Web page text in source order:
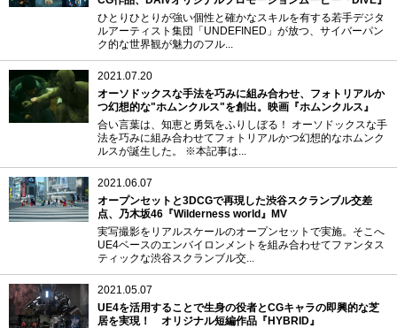
ひとりひとりが強い個性と確かなスキルを有する若手デジタ
ルアーティスト集団「UNDEFINED」が放つ、サイバーパン
ク的な世界観が魅力のフル...
2021.07.20
オーソドックスな手法を巧みに組み合わせ、フォトリアルか
つ幻想的な"ホムンクルス"を創出。映画『ホムンクルス』
合い言葉は、知恵と勇気をふりしぼる！ オーソドックスな手
法を巧みに組み合わせてフォトリアルかつ幻想的なホムンク
ルスが誕生した。 ※本記事は...
2021.06.07
オープンセットと3DCGで再現した渋谷スクランブル交差
点、乃木坂46『Wilderness world』MV
実写撮影をリアルスケールのオープンセットで実施。そこへ
UE4ベースのエンバイロンメントを組み合わせてファンタス
ティックな渋谷スクランブル交...
2021.05.07
UE4を活用することで生身の役者とCGキャラの即興的な芝
居を実現！ オリジナル短編作品『HYBRID』